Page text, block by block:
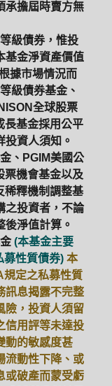
0%手續費
拉丁美洲
承擔屆時賣方無
級債券，惟投
基金淨資產價值
據市場情況而
級債券基金、
全球股票
長基金採用公平
資人須知。
、PGIM美國公
票機會基金以及
稀釋機制調整基
之投資者，不論
淨值計算。
(本基金主要
募性質債券) 本
定之私募性質
訊息揭露不完整
險，投資人須留
信用評等未達投
動的敏感度甚
流動性下降、或
或破產而蒙受虧